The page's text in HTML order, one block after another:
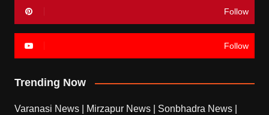
Follow
Follow
Trending Now
Varanasi News Mirzapur News Sonbhadra News